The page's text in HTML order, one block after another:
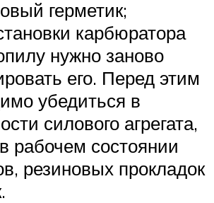
герметик;
карбюратора
нужно заново
его. Перед этим
убедиться в
силового агрегата,
рабочем состоянии
резиновых прокладок